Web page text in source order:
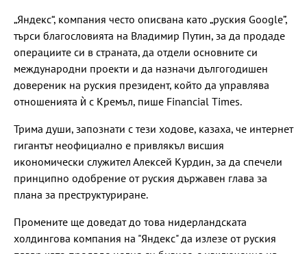
„Яндекс“, компания често описвана като „руския Google”,
търси благословията на Владимир Путин, за да продаде
операциите си в страната, да отдели основните си
международни проекти и да назначи дългогодишен
довереник на руския президент, който да управлява
отношенията ѝ с Кремъл, пише Financial Times.
Трима души, запознати с тези ходове, казаха, че интернет
гигантът неофициално е привлякъл висшия
икономически служител Алексей Курдин, за да спечели
принципно одобрение от руския държавен глава за
плана за преструктуриране.
Промените ще доведат до това нидерландската
холдингова компания на "Яндекс" да излезе от руския